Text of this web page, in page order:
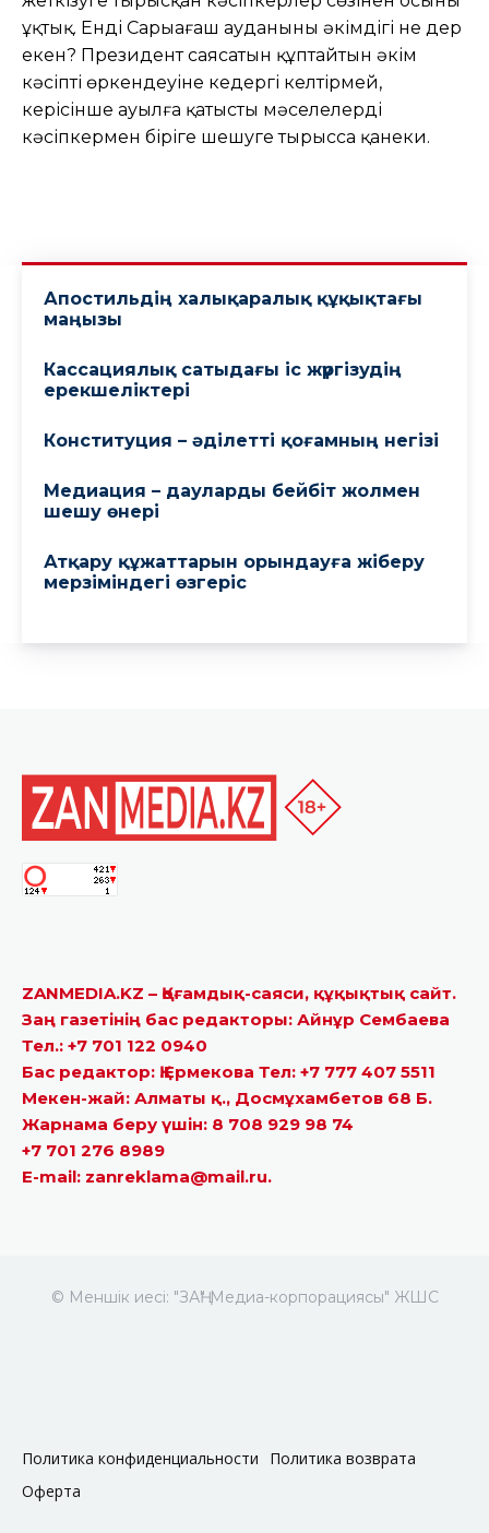
ZANMEDIA.KZ – Қоғамдық-саяси, құқықтық сайт.
Заң газетінің бас редакторы: Айнұр Сембаева
Тел.: +7 701 122 0940
Бас редактор: Қ.Ермекова Тел: +7 777 407 5511
Мекен-жай: Алматы қ., Досмұхамбетов 68 Б.
Жарнама беру үшін: 8 708 929 98 74
+7 701 276 8989
E-mail: zanreklama@mail.ru.
© Меншік иесі: "ЗАҢ" Медиа-корпорациясы" ЖШС
Политика конфиденциальности
Политика возврата
Оферта